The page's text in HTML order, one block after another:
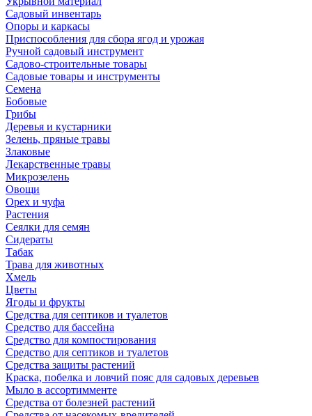
Садовый инвентарь
Опоры и каркасы
Приспособления для сбора ягод и урожая
Ручной садовый инструмент
Садово-строительные товары
Садовые товары и инструменты
Семена
Бобовые
Грибы
Деревья и кустарники
Зелень, пряные травы
Злаковые
Лекарственные травы
Микрозелень
Овощи
Орех и чуфа
Растения
Сеялки для семян
Сидераты
Табак
Трава для животных
Хмель
Цветы
Ягоды и фрукты
Средства для септиков и туалетов
Средство для бассейна
Средство для компостирования
Средство для септиков и туалетов
Средства защиты растений
Краска, побелка и ловчий пояс для садовых деревьев
Мыло в ассортимменте
Средства от болезней растений